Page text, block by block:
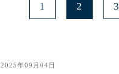
1 2 3
2025年09月04日